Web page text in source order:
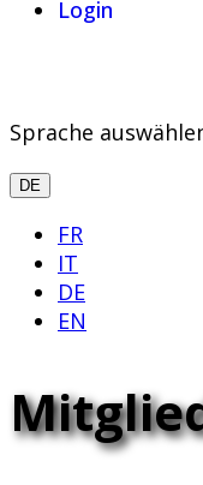
Login
Sprache
DE
FR
IT
DE
EN